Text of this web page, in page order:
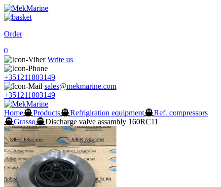
Order
0
Write us
+351211803149
sales@mekmarine.com
+351211803149
Home Products Refrigiration equipment
Ref. compressors
Grasso
Discharge valve assambly 160RC11